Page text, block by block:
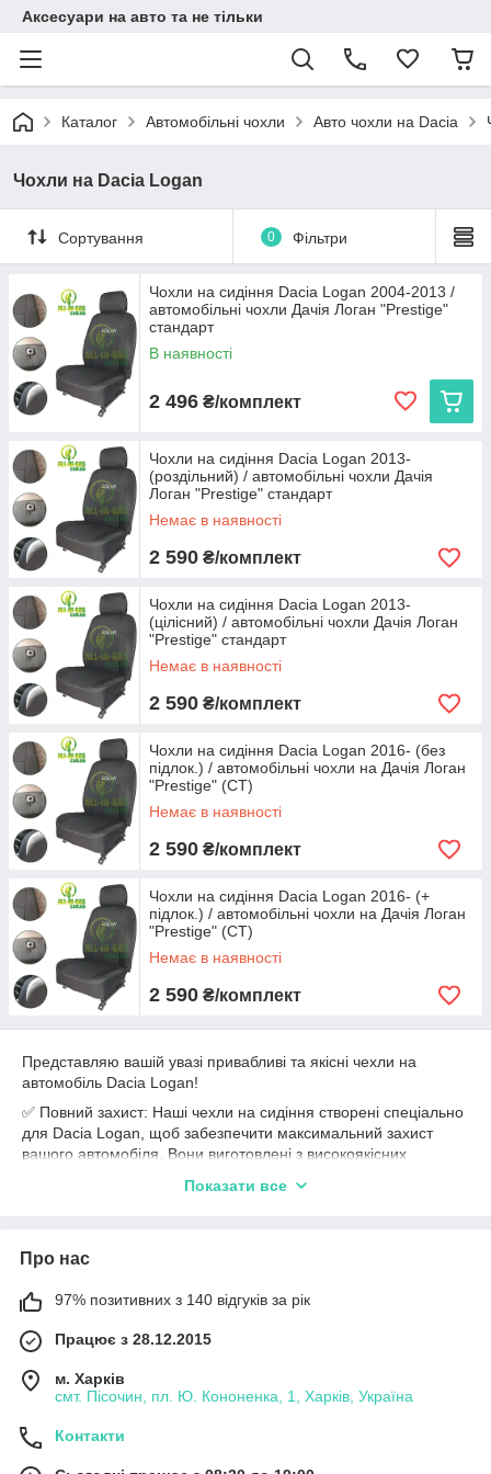
Аксесуари на авто та не тільки
Каталог Автомобільні чохли Авто чохли на Dacia
Чохли на Dacia Logan
Сортування 0 Фільтри
Чохли на сидіння Dacia Logan 2004-2013 /
автомобільні чохли Дачія Логан "Prestige"
стандарт
В наявності
2 496 ₴/комплект
Чохли на сидіння Dacia Logan 2013-
(роздільний) / автомобільні чохли Дачія
Логан "Prestige" стандарт
Немає в наявності
2 590 ₴/комплект
Чохли на сидіння Dacia Logan 2013-
(цілісний) / автомобільні чохли Дачія Логан
"Prestige" стандарт
Немає в наявності
2 590 ₴/комплект
Чохли на сидіння Dacia Logan 2016- (без
підлок.) / автомобільні чохли на Дачія Логан
"Prestige" (СТ)
Немає в наявності
2 590 ₴/комплект
Чохли на сидіння Dacia Logan 2016- (+
підлок.) / автомобільні чохли на Дачія Логан
"Prestige" (СТ)
Немає в наявності
2 590 ₴/комплект
Представляю вашій увазі привабливі та якісні чехли на
автомобіль Dacia Logan!
✅ Повний захист: Наші чехли на сидіння створені спеціально
для Dacia Logan, щоб забезпечити максимальний захист
вашого автомобіля. Вони виготовлені з високоякісних
підгонку без будь-яких проблем. Вони добре фіксуються і не
✅ Стильний дизайн: Наші чехли не тільки забезпечують
захист, але й додають стиль та елегантність вашому
дизайнів, щоб підібрати оптимальний варіант, який відповідає
вашому смаку та інтер'єру автомобіля.
✅ Висока якість: Ми пропонуємо тільки чехли, які виготовлені
зі знанням справи та з використанням найкращих матеріалів.
Показати все
Про нас
97% позитивних з 140 відгуків за рік
Працює з 28.12.2015
м. Харків
смт. Пісочин, пл. Ю. Кононенка, 1, Харків, Україна
Контакти